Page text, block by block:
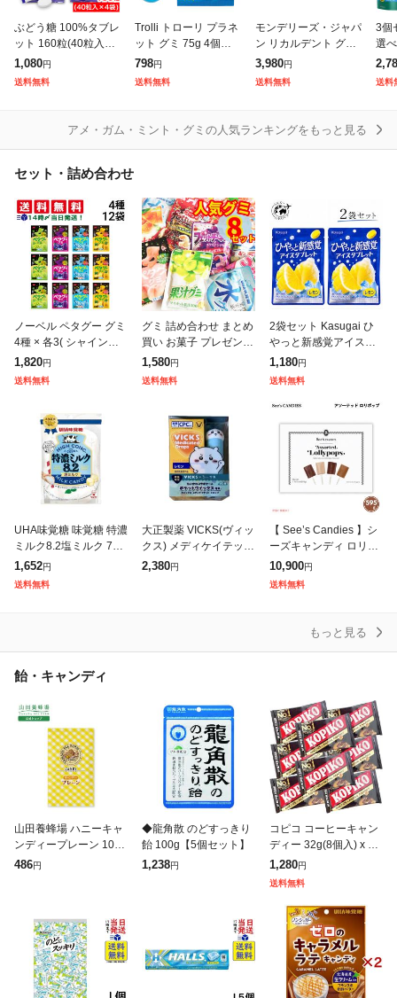
ぶどう糖 100%タブレ
ット 160粒(40粒入×4
袋) ぶどう糖100%配
合 エブリサポート
1,080円
送料無料
Trolli トローリ プラネ
ット グミ 75g 4個入
り 地球グミ 正規輸入
品 送料無料
798円
送料無料
モンデリーズ・ジャパ
ン リカルデント グレ
ープミントガム ボト
ル 135.2g×6個 賞味期
3,980円
送料無料
3個
選
プ
送料
アメ・ガム・ミント・グミの人気ランキングをもっと見る
セット・詰め合わせ
ノーベル ペタグー グミ
4種 × 各3( シャインマ
スカット グレープ ソー
ダ ゴールデンパイン )
1,820円
送料無料
グミ 詰め合わせ まとめ
買い お菓子 プレゼント
8種類 果汁グミ セット
大量 コロロ 果汁 ソフ
1,580円
送料無料
2袋セット Kasugai ひ
やっと新感覚アイスタ
ブレット レモン 1袋(23
g) 神奈川倉庫
1,180円
送料無料
UHA味覚糖 味覚糖 特濃
ミルク8.2塩ミルク 75g
×6袋
1,652円
送料無料
大正製薬 VICKS(ヴィッ
クス) メディケイテッド
ドロップ ちいかわコラ
2,380円
【 See’s Candies 】シ
ーズキャンディ ロリポ
ップアソ―テッド 1LB
5oz (約30本入り) Assor
10,900円
送料無料
もっと見る
飴・キャンディ
山田養蜂場 ハニーキャ
ンディープレーン 100g
入(24-26粒) ギフト プ
486円
◆龍角散 のどすっきり
飴 100g【5個セット】
1,238円
コピコ コーヒーキャン
ディー 32g(8個入) x 8
袋セット ブリスターパ
ック KOPIKO Coffee C
1,280円
送料無料